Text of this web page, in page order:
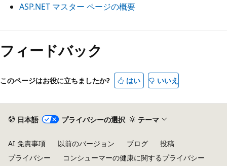
ASP.NET マスター ページの概要
フィードバック
このページはお役に立ちましたか? はい いいえ
日本語 プライバシーの選択 テーマ
AI 免責事項 以前のバージョン ブログ
投稿
プライバシー
コンシューマーの健康に関するプライバシー